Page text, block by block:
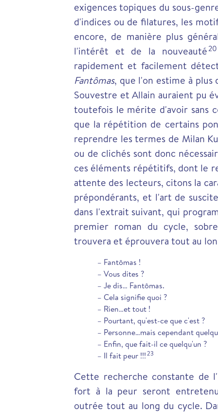
exigences topiques du sous-
d'indices ou de filatures, les
encore, de manière plus
l'intérêt et de la nouveauté20
rapidement et facilement
Fantômas, que l'on estime à
Souvestre et Allain auraient pu
toutefois le mérite d'avoir sans
que la répétition de certains
reprendre les termes de Milan
ou de clichés sont donc
ces éléments répétitifs, dont le
attente des lecteurs, citons la
prépondérants, et l'art de
dans l'extrait suivant, qui
premier roman du cycle,
trouvera et éprouvera tout au
– Fantômas !
– Vous dites ?
– Je dis… Fantômas.
– Cela signifie quoi ?
– Rien…et tout !
– Pourtant, qu'est-ce que c'est ?
– Personne…mais cependant
– Enfin, que fait-il ce quelqu'un ?
– Il fait peur !!!23
Cette recherche constante de
fort à la peur seront
outrée tout au long du cycle.